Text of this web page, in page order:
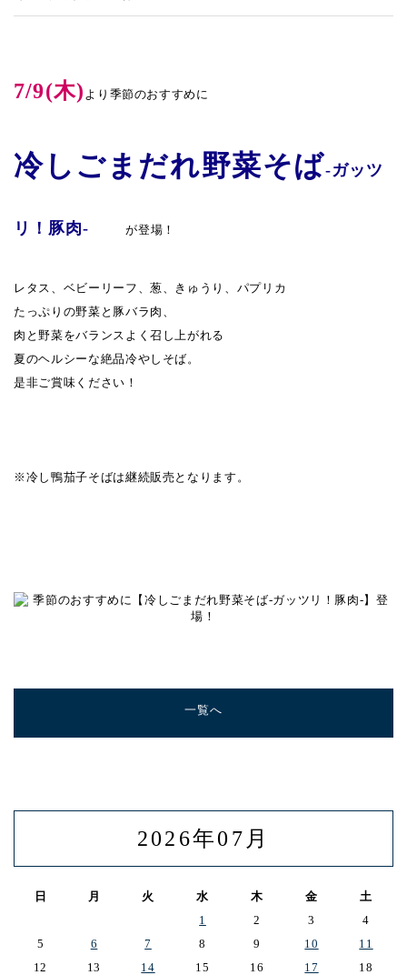
7/9(木) より季節のおすすめに
冷しごまだれ野菜そば-ガッツ
リ！豚肉- が登場！
レタス、ベビーリーフ、葱、きゅうり、パプリカ
たっぷりの野菜と豚バラ肉、
肉と野菜をバランスよく召し上がれる
夏のヘルシーな絶品冷やしそば。
是非ご賞味ください！
※冷し鴨茄子そばは継続販売となります。
一覧へ
2026年07月
日 月 火 水 木 金 土
1 2 3
4
5
6 7 8 9 10
11
12
13 14 15 16 17
18